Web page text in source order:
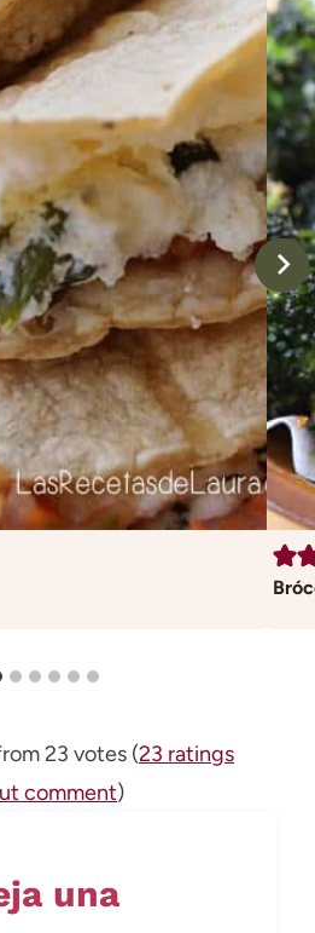
23 votes (23 ratings
comment)
una